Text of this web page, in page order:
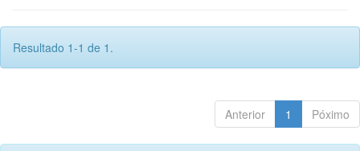
Resultado 1-1 de 1.
Anterior 1 Póximo